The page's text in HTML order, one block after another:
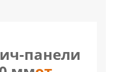
панели